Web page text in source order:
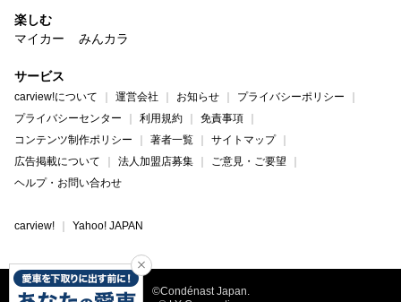
楽しむ
マイカー
みんカラ
サービス
carview!について 運営会社 お知らせ
プライバシーポリシー
プライバシーセンター
利用規約
免責事項
コンテンツ制作ポリシー
著者一覧
サイトマップ
広告掲載について
法人加盟店募集
ご意見・ご要望
ヘルプ・お問い合わせ
carview! Yahoo! JAPAN
©Condénast Japan.